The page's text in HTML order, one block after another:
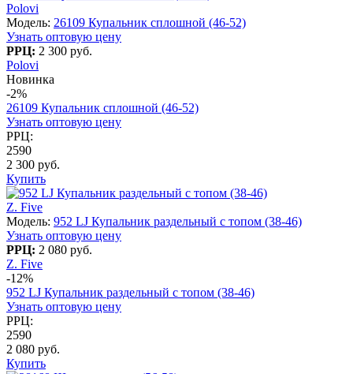
Polovi
Модель: 26109 Купальник сплошной (46-52)
Узнать оптовую цену
РРЦ: 2 300 руб.
Polovi
Новинка
-2%
26109 Купальник сплошной (46-52)
Узнать оптовую цену
РРЦ:
2590
2 300 руб.
Купить
Z. Five
Модель: 952 LJ Купальник раздельный с топом (38-46)
Узнать оптовую цену
РРЦ: 2 080 руб.
Z. Five
-12%
952 LJ Купальник раздельный с топом (38-46)
Узнать оптовую цену
РРЦ:
2590
2 080 руб.
Купить